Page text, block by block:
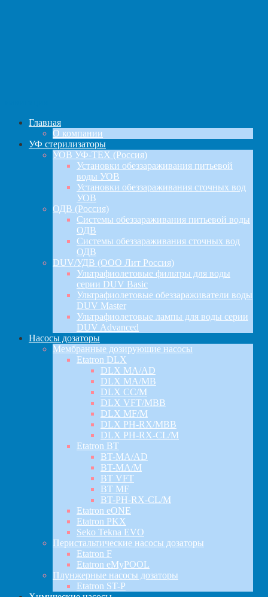
Главная
О компании
УФ стерилизаторы
УОВ УФ-ТЕХ (Россия)
Установки обеззараживания питьевой
воды УОВ
Установки обеззараживания сточных вод
УОВ
ОДВ (Россия)
Системы обеззараживания питьевой воды
ОДВ
Системы обеззараживания сточных вод
ОДВ
DUV/УДВ (ООО Лит Россия)
Ультрафиолетовые фильтры для воды
серии DUV Basic
Ультрафиолетовые обеззараживатели воды
DUV Master
Ультрафиолетовые лампы для воды серии
DUV Advanced
Насосы дозаторы
Мембранные дозирующие насосы
Etatron DLX
DLX MA/AD
DLX MA/MB
DLX CC/M
DLX VFT/MBB
DLX MF/M
DLX PH-RX/MBB
DLX PH-RX-CL/M
Etatron BT
BT-MA/AD
BT-MA/M
BT VFT
BT MF
BT-PH-RX-CL/M
Etatron eONE
Etatron PKX
Seko Tekna EVO
Перистальтические насосы дозаторы
Etatron F
Etatron eMyPOOL
Плунжерные насосы дозаторы
Etatron ST-P